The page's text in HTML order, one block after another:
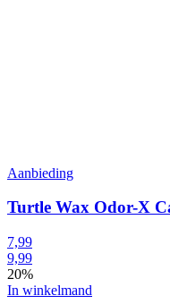
Aanbieding
Turtle Wax Odor-X
7,99
9,99
20%
In winkelmand